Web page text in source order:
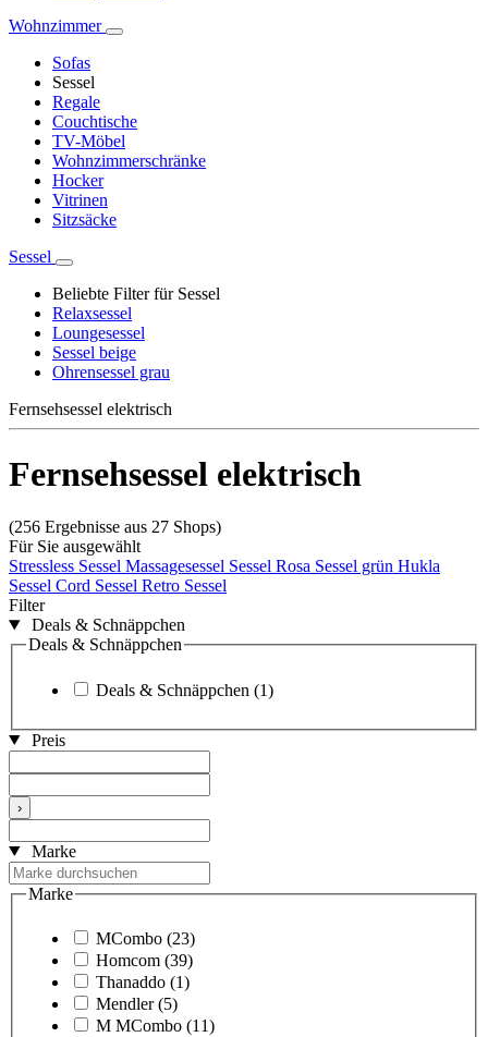
Wohnzimmer
Sofas
Sessel
Regale
Couchtische
TV-Möbel
Wohnzimmerschränke
Hocker
Vitrinen
Sitzsäcke
Sessel
Beliebte Filter für Sessel
Relaxsessel
Loungesessel
Sessel beige
Ohrensessel grau
Fernsehsessel elektrisch
Fernsehsessel elektrisch
(256 Ergebnisse aus 27 Shops)
Für Sie ausgewählt
Stressless Sessel Massagesessel Sessel Rosa Sessel grün Hukla
Sessel Cord Sessel Retro Sessel
Filter
Deals & Schnäppchen
Deals & Schnäppchen
Deals & Schnäppchen (1)
Preis
›
Marke
Marke
MCombo (23)
Homcom (39)
Thanaddo (1)
Mendler (5)
M MCombo (11)